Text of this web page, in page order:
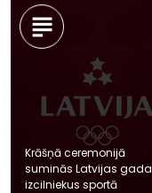
Krāšņā ceremonijā
suminās Latvijas gada
izcilniekus sportā